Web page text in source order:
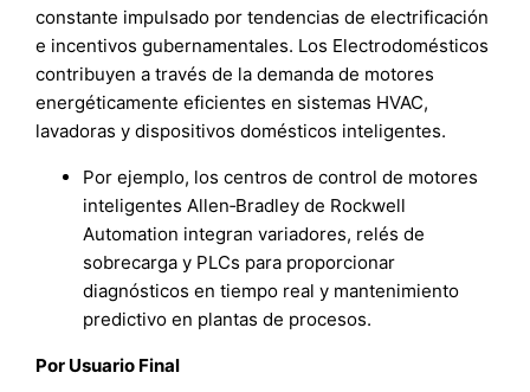
constante impulsado por tendencias de electrificación
e incentivos gubernamentales. Los Electrodomésticos
contribuyen a través de la demanda de motores
energéticamente eficientes en sistemas HVAC,
lavadoras y dispositivos domésticos inteligentes.
Por ejemplo, los centros de control de motores
inteligentes Allen‑Bradley de Rockwell
Automation integran variadores, relés de
sobrecarga y PLCs para proporcionar
diagnósticos en tiempo real y mantenimiento
predictivo en plantas de procesos.
Por Usuario Final